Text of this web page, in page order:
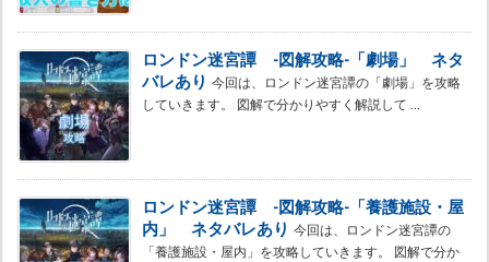
ロンドン迷宮譚 -図解攻略-「劇場」 ネタ
バレあり 今回は、ロンドン迷宮譚の「劇場」を攻略
していきます。 図解で分かりやすく解説して ...
ロンドン迷宮譚 -図解攻略-「養護施設・屋
内」 ネタバレあり 今回は、ロンドン迷宮譚の
「養護施設・屋内」を攻略していきます。 図解で分か